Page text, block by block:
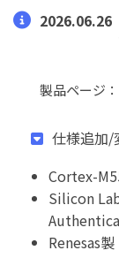
2026.06.26
製品ページ：
仕様追加/
Cortex-
Silicon
Renesas